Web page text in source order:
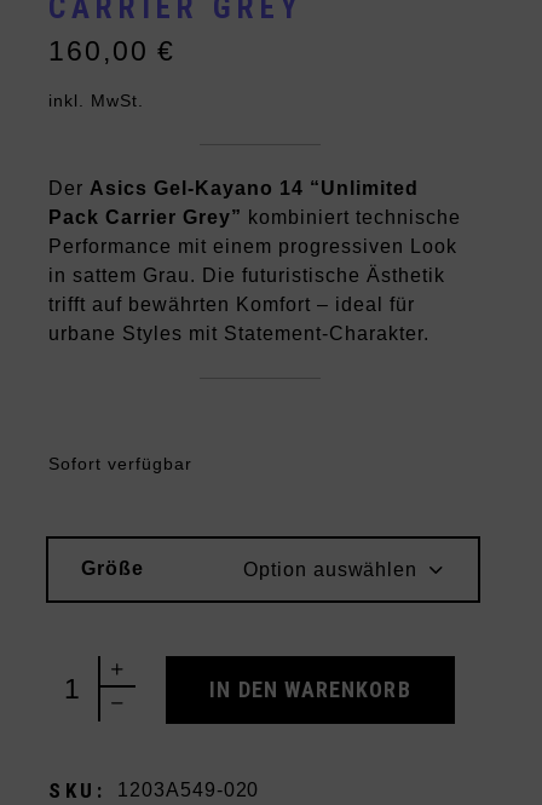
CARRIER GREY
160,00€
inkl. MwSt.
Der Asics Gel-Kayano 14 “Unlimited
Pack Carrier Grey” kombiniert technische
Performance mit einem progressiven Look
in sattem Grau. Die futuristische Ästhetik
trifft auf bewährten Komfort – ideal für
urbane Styles mit Statement-Charakter.
Sofort verfügbar
Größe Option auswählen
Asics Gel-Kayano 14 Unlimited Pack Carrier Grey
IN DEN WARENKORB
SKU: 1203A549-020